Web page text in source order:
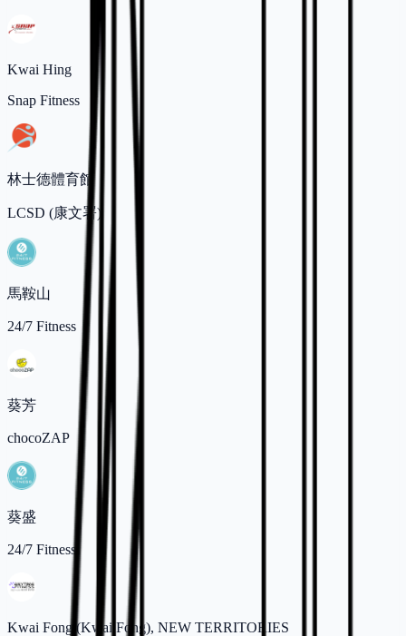
Kwai Hing
Snap Fitness
林士德體育館
LCSD (康文署)
馬鞍山
24/7 Fitness
葵芳
chocoZAP
葵盛
24/7 Fitness
Kwai Fong (Kwai Fong), NEW TERRITORIES